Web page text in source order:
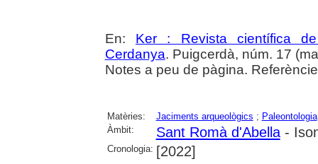
En: Ker : Revista científica
Cerdanya. Puigcerdà, núm. 17
Notes a peu de pàgina.
Matèries: Jaciments arqueològics ; Paleontologia
Àmbit:
Sant Romà d'Abella-
Cronologia: [2022]